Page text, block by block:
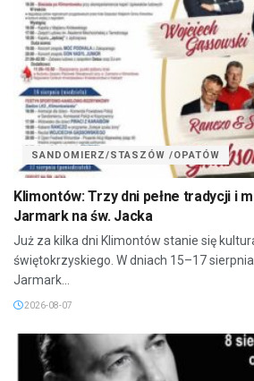
SANDOMIERZ/STASZÓW /OPATÓW
Klimontów: Trzy dni pełne tradycji i
Jarmark na św. Jacka
Już za kilka dni Klimontów stanie się
świętokrzyskiego. W dniach 15–17 sierpnia
Jarmark...
2026-08-07